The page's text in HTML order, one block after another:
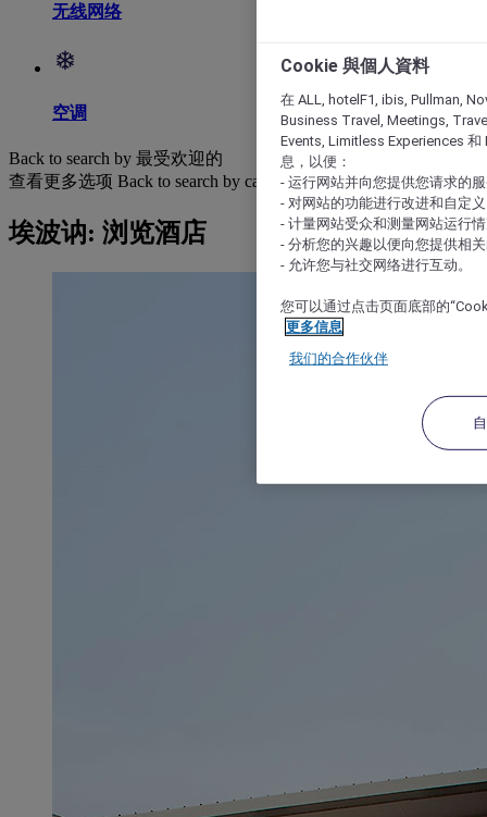
无线网络
空调
Back to search by 最受欢迎的
查看更多选项 Back to search by categories
埃波讷: 浏览酒店
Cookie 與個人資料
在 ALL, hotelF1, ibis, Pullman,
Business Travel, Meetings,
Events, Limitless Experiences 和
息，以便：
- 运行网站并向您提供您请求的
- 对网站的功能进行改进和自定义
- 计量网站受众和测量网站运行
- 分析您的兴趣以便向您提供相
- 允许您与社交网络进行互动。
您可以通过点击页面底部的
更多信息
我们的合作伙伴